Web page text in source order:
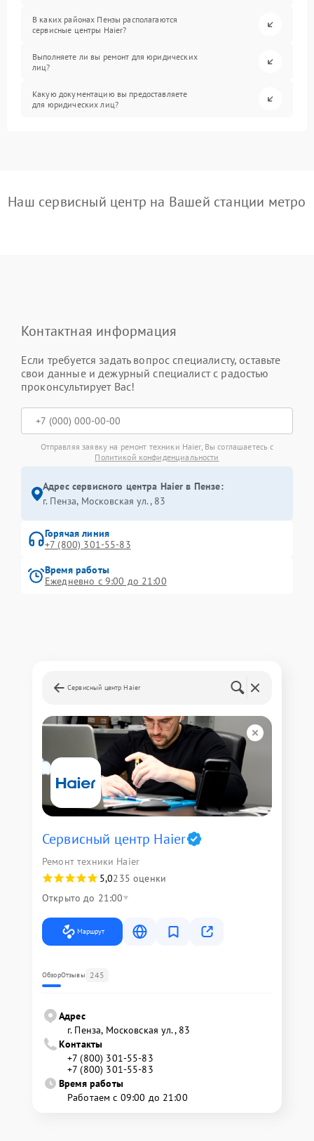
В каких районах Пензы располагаются
сервисные центры Haier?
Выполняете ли вы ремонт для юридических
лиц?
Какую документацию вы предоставляете
для юридических лиц?
Наш сервисный центр на Вашей станции метро
Контактная информация
Если требуется задать вопрос специалисту, оставьте
свои данные и дежурный специалист с радостью
проконсультирует Вас!
Отправляя заявку на ремонт техники Haier, Вы соглашаетесь с
Политикой конфиденциальности
Адрес сервисного центра Haier в Пензе:
г. Пенза, Московская ул., 83
Горячая линия
+7 (800) 301-55-83
Время работы
Ежедневно с 9:00 до 21:00
Сервисный центр Haier
Сервисный центр Haier
Ремонт техники Haier
5,0235 оценки
Открыто до 21:00
Маршрут
ОбзорОтзывы 245
Адрес
г. Пенза, Московская ул., 83
Контакты
+7 (800) 301-55-83
+7 (800) 301-55-83
Время работы
Работаем с 09:00 до 21:00